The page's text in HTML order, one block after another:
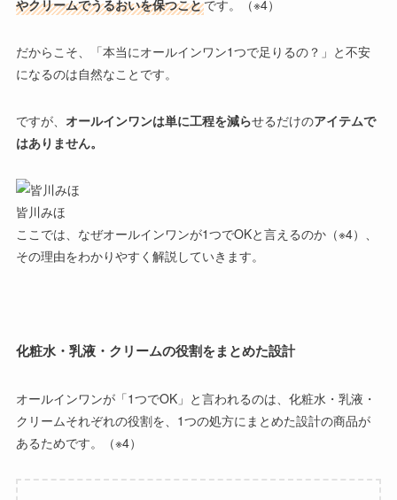
やクリームでうるおいを保つことです。（※4）
だからこそ、「本当にオールインワン1つで足りるの？」と不安
になるのは自然なことです。
ですが、 オールインワンは単に工程を減らせるだけのアイテムで
はありません。
皆川みほ
ここでは、なぜオールインワンが1つでOKと言えるのか（※4）、
その理由をわかりやすく解説していきます。
化粧水・乳液・クリームの役割をまとめた設計
オールインワンが「1つでOK」と言われるのは、 化粧水・乳液・
クリームそれぞれの役割を、1つの処方にまとめた設計の商品が
あるためです。（※4）